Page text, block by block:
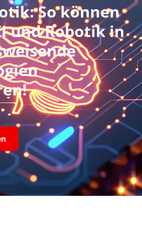
So können
und Robotik in